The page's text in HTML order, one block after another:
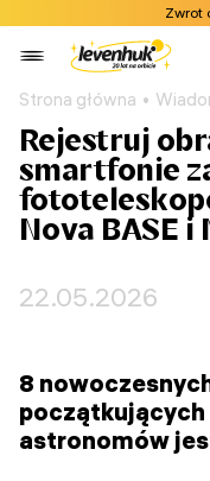
Zwrot
Strona główna
Rejestruj
smartfonie
Nova BASE i
22.05.2026
8
astronomów